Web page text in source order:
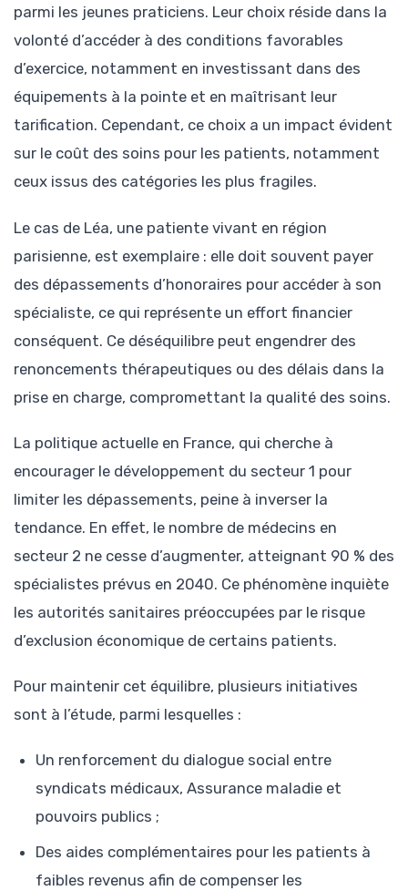
parmi les jeunes praticiens. Leur choix réside dans la
volonté d’accéder à des conditions favorables
d’exercice, notamment en investissant dans des
équipements à la pointe et en maîtrisant leur
tarification. Cependant, ce choix a un impact évident
sur le coût des soins pour les patients, notamment
ceux issus des catégories les plus fragiles.
Le cas de Léa, une patiente vivant en région
parisienne, est exemplaire : elle doit souvent payer
des dépassements d’honoraires pour accéder à son
spécialiste, ce qui représente un effort financier
conséquent. Ce déséquilibre peut engendrer des
renoncements thérapeutiques ou des délais dans la
prise en charge, compromettant la qualité des soins.
La politique actuelle en France, qui cherche à
encourager le développement du secteur 1 pour
limiter les dépassements, peine à inverser la
tendance. En effet, le nombre de médecins en
secteur 2 ne cesse d’augmenter, atteignant 90 % des
spécialistes prévus en 2040. Ce phénomène inquiète
les autorités sanitaires préoccupées par le risque
d’exclusion économique de certains patients.
Pour maintenir cet équilibre, plusieurs initiatives
sont à l’étude, parmi lesquelles :
Un renforcement du dialogue social entre
syndicats médicaux, Assurance maladie et
pouvoirs publics ;
Des aides complémentaires pour les patients à
faibles revenus afin de compenser les